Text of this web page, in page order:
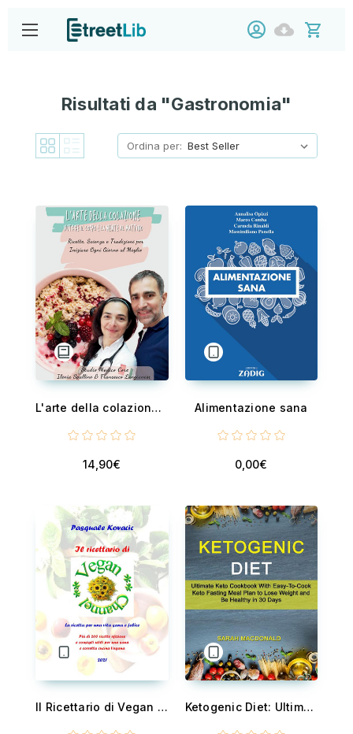
Risultati da "Gastronomia"
Ordina per:
L'arte della colazione - Nutrire il corpo e la mente al mattino
14,90€
Alimentazione sana
0,00€
Il Ricettario di Vegan Channel - Più di 200 ricette sfiziose e consigli utili per una sana e corretta cucina Vegana Ketogenic Diet: Ultimate Keto Cookbook With Easy-To-Cook Keto Fasting Meal Plan to Lose Weight and Be Healthy in 30 Days